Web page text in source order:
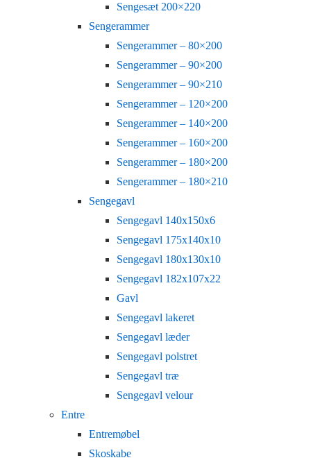
Sengesæt 200×220
Sengerammer
Sengerammer – 80×200
Sengerammer – 90×200
Sengerammer – 90×210
Sengerammer – 120×200
Sengerammer – 140×200
Sengerammer – 160×200
Sengerammer – 180×200
Sengerammer – 180×210
Sengegavl
Sengegavl 140x150x6
Sengegavl 175x140x10
Sengegavl 180x130x10
Sengegavl 182x107x22
Gavl
Sengegavl lakeret
Sengegavl læder
Sengegavl polstret
Sengegavl træ
Sengegavl velour
Entre
Entremøbel
Skoskabe